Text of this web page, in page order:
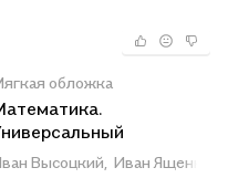
обложка
сборник
Высоцкий, Иван Ященко